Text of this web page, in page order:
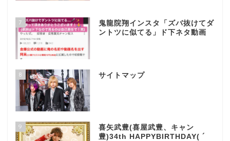
7
鬼龍院翔インスタ「ズバ抜けてダ
ントツに似てる」ド下ネタ動画
8 サイトマップ
9
喜矢武豊(喜屋武豊、キャン
豊)34th HAPPYBIRTHDAY( ´